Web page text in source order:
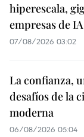
hiperescala,
empresas de IA
07/08/2026 03:02
La confianza,
desafíos de la
moderna
06/08/2026 05:04